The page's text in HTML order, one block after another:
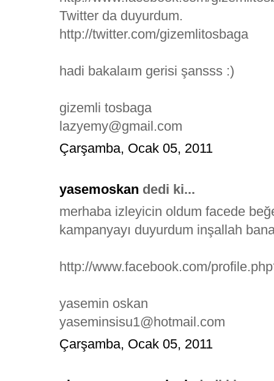
Twitter da duyurdum.
http://twitter.com/gizemlitosbaga
hadi bakalaım gerisi şansss :)
gizemli tosbaga
lazyemy@gmail.com
Çarşamba, Ocak 05, 2011
yasemoskan dedi ki...
merhaba izleyicin oldum facede
kampanyayı duyurdum inşallah
http://www.facebook.com/
yasemin oskan
yaseminsisu1@hotmail.com
Çarşamba, Ocak 05, 2011